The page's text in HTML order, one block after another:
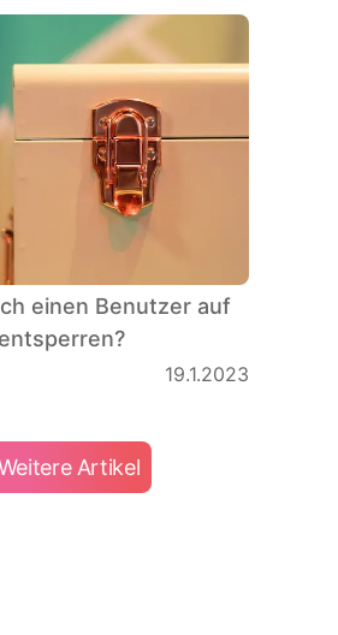
einen Benutzer auf
19.1.2023
Artikel